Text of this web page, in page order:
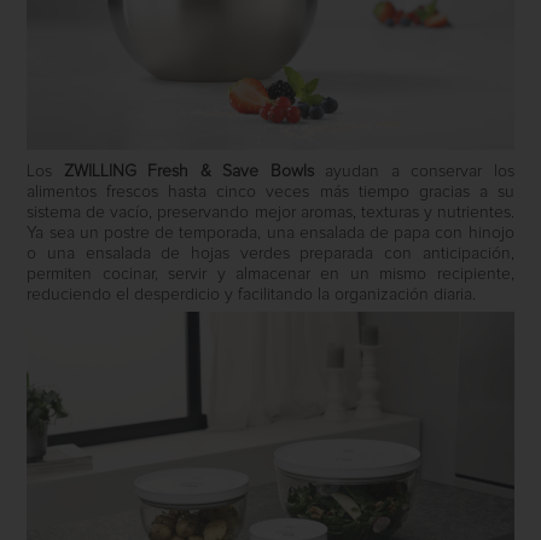
Los ZWILLING Fresh & Save Bowlsayudan a conservar los
alimentos frescos hasta cinco veces más tiempo gracias a su
sistema de vacío, preservando mejor aromas, texturas y nutrientes.
Ya sea un postre de temporada, una ensalada de papa con hinojo
o una ensalada de hojas verdes preparada con anticipación,
permiten cocinar, servir y almacenar en un mismo recipiente,
reduciendo el desperdicio y facilitando la organización diaria.